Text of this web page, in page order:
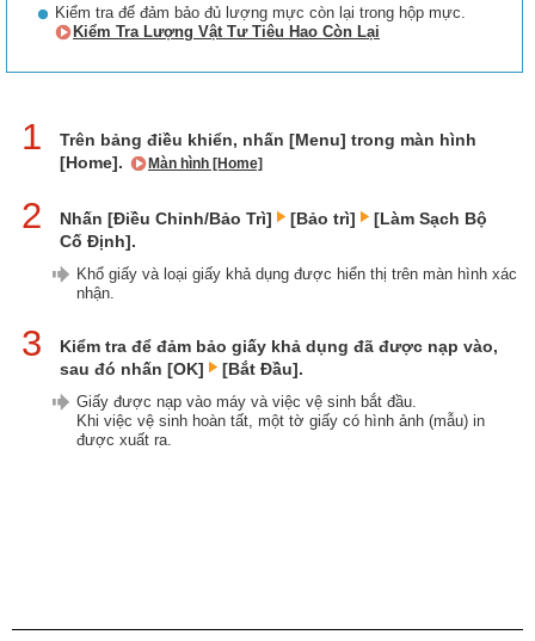
Kiểm tra để đảm bảo đủ lượng mực còn lại trong hộp mực.
Kiểm Tra Lượng Vật Tư Tiêu Hao Còn Lại
1
Trên bảng điều khiển, nhấn [Menu] trong màn hình
[Home].
Màn hình [Home]
2 Nhấn [Điều Chỉnh/Bảo Trì] [Bảo trì]
[Làm Sạch Bộ
Cố Định].
Khổ giấy và loại giấy khả dụng được hiển thị trên màn hình xác
nhận.
3
Kiểm tra để đảm bảo giấy khả dụng đã được nạp vào,
sau đó nhấn [OK]
[Bắt Đầu].
Giấy được nạp vào máy và việc vệ sinh bắt đầu.
Khi việc vệ sinh hoàn tất, một tờ giấy có hình ảnh (mẫu) in
được xuất ra.